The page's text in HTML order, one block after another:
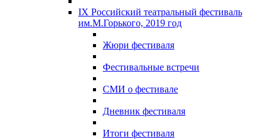
IX Российский театральный фестиваль
им.М.Горького, 2019 год
Жюри фестиваля
Фестивальные встречи
СМИ о фестивале
Дневник фестиваля
Итоги фестиваля